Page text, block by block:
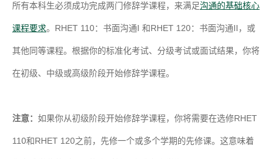
所有本科生必须成功完成两门修辞学课程，来满足沟通的基础核心
课程要求。RHET 110：书面沟通I 和RHET 120：书面沟通II，或
其他同等课程。根据你的标准化考试、分级考试或面试结果，你将
在初级、中级或高级阶段开始修辞学课程。
注意： 如果你从初级阶段开始修辞学课程，你将需要在选修RHET
110和RHET 120之前，先修一个或多个学期的先修课。这意味着